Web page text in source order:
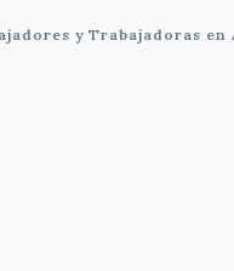
y Trabajadoras en